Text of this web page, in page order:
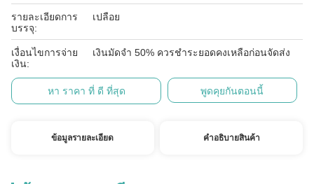
รายละเอียดการ
บรรจุ:
เปลือย
เงื่อนไขการจ่าย
เงิน:
เงินมัดจำ 50% ควรชำระยอดคงเหลือก่อนจัดส่ง
หา ราคา ที่ ดี ที่สุด พูดคุยกันตอนนี้
ข้อมูลรายละเอียด คําอธิบายสินค้า